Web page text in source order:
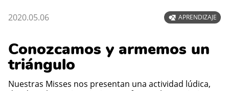
2020.05.06 APRENDIZAJE
Conozcamos y armemos un
triángulo
Nuestras Misses nos presentan una actividad lúdica,